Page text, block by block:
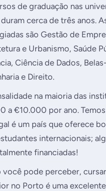
de graduação nas
cerca de três anos.
são Gestão de
e Urbanismo, Saúde
Ciência de Dados,
e Direito.
na maioria das
a €10.000 por ano.
é um país que oferece
internacionais;
financiadas!
você pode perceber,
no Porto é uma